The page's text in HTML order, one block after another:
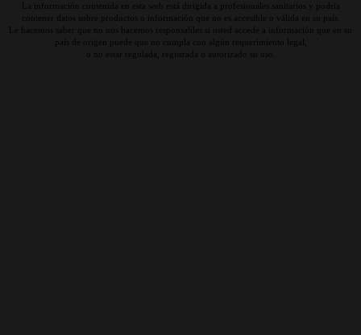
La información contenida en esta web está dirigida a profesionales sanitarios y podría
contener datos sobre productos o información que no es accesible o válida en su país.
Le hacemos saber que no nos hacemos responsables si usted accede a información que en su
país de origen puede que no cumpla con algún requerimiento legal,
o no estar regulada, registrada o autorizado su uso.